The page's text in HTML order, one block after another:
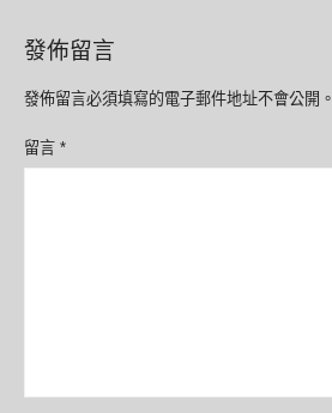
發佈留言
發佈留言必須填寫的電子郵件地址不會公開。
留言 *